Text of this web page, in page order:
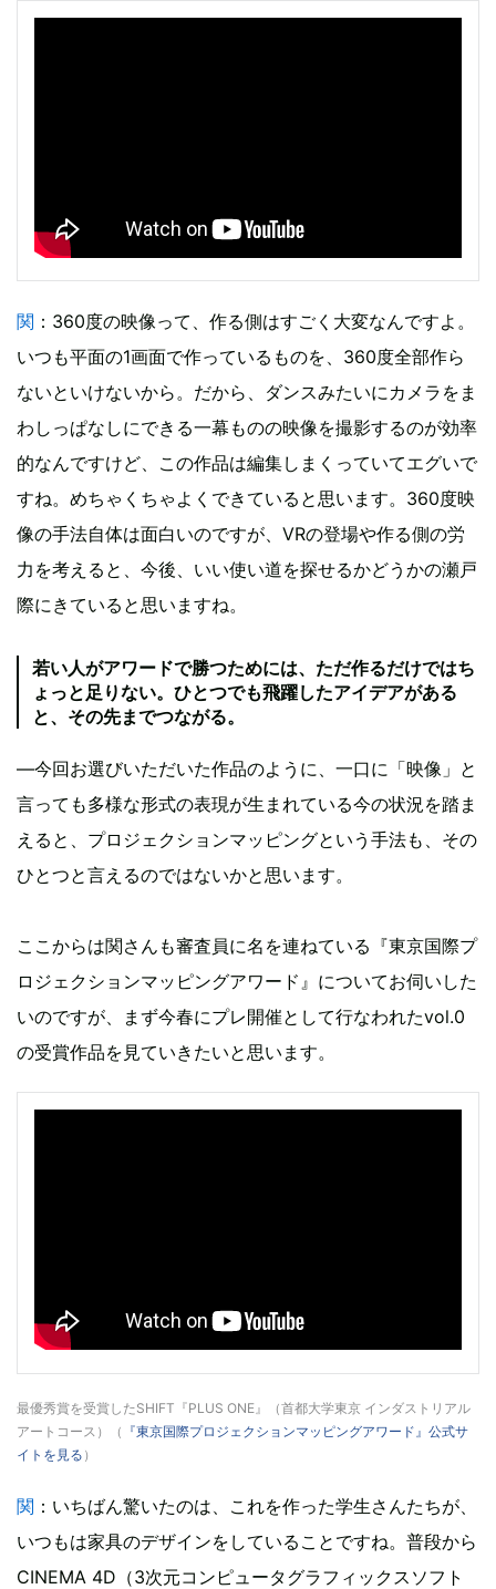
関 ：360度の映像って、作る側はすごく大変なんですよ。
いつも平面の1画面で作っているものを、360度全部作ら
ないといけないから。だから、ダンスみたいにカメラをま
わしっぱなしにできる一幕ものの映像を撮影するのが効率
的なんですけど、この作品は編集しまくっていてエグいで
すね。めちゃくちゃよくできていると思います。360度映
像の手法自体は面白いのですが、VRの登場や作る側の労
力を考えると、今後、いい使い道を探せるかどうかの瀬戸
際にきていると思いますね。
若い人がアワードで勝つためには、ただ作るだけではち
ょっと足りない。ひとつでも飛躍したアイデアがある
と、その先までつながる。
―今回お選びいただいた作品のように、一口に「映像」と
言っても多様な形式の表現が生まれている今の状況を踏ま
えると、プロジェクションマッピングという手法も、その
ひとつと言えるのではないかと思います。
ここからは関さんも審査員に名を連ねている『東京国際プ
ロジェクションマッピングアワード』についてお伺いした
いのですが、まず今春にプレ開催として行なわれたvol.0
の受賞作品を見ていきたいと思います。
最優秀賞を受賞したSHIFT『PLUS ONE』（首都大学東京 インダストリアル
アートコース）（ 『東京国際プロジェクションマッピングアワード』公式サ
イトを見る ）
関 ：いちばん驚いたのは、これを作った学生さんたちが、
いつもは家具のデザインをしていることですね。普段から
CINEMA 4D（3次元コンピュータグラフィックスソフト